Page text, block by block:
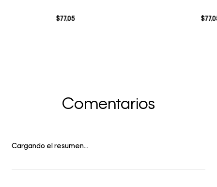
$77,05 $77,
Comentarios
Cargando el resumen…